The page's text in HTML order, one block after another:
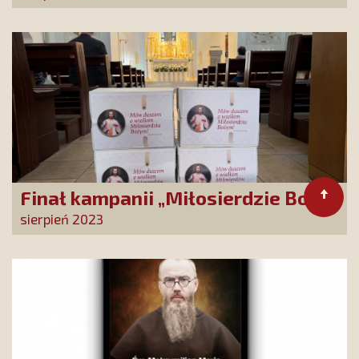
Finał kampanii „Miłosierdzie Boże”
sierpień 2023